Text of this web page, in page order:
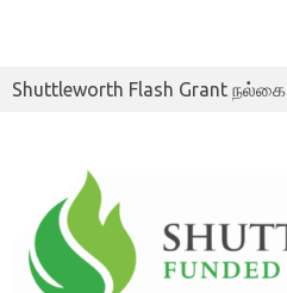
Shuttleworth Flash Grant நல்கை